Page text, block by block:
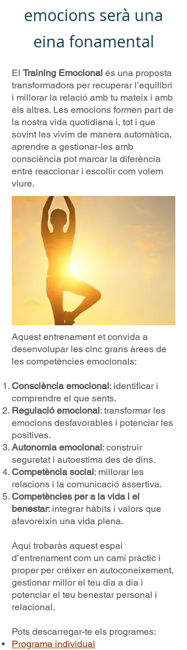
emocions serà una
eina fonamental
El Training Emocional és una proposta
transformadora per recuperar l’equilibri
i millorar la relació amb tu mateix i amb
els altres. Les emocions formen part de
la nostra vida quotidiana i, tot i que
sovint les vivim de manera automàtica,
aprendre a gestionar-les amb
consciència pot marcar la diferència
entre reaccionar i escollir com volem
viure.
Aquest entrenament et convida a
desenvolupar les cinc grans àrees de
les competències emocionals:
Consciència emocional: identificar i
comprendre el que sents.
Regulació emocional: transformar les
emocions desfavorables i potenciar les
positives.
Autonomia emocional: construir
seguretat i autoestima des de dins.
Competència social: millorar les
relacions i la comunicació assertiva.
Competències per a la vida i el
benestar: integrar hàbits i valors que
afavoreixin una vida plena.
Aquí trobaràs aquest espai
d’entrenament com un camí pràctic i
proper per créixer en autoconeixement,
gestionar millor el teu dia a dia i
potenciar el teu benestar personal i
relacional.
Pots descarregar-te els programes:
Programa individual